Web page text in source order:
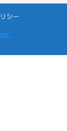
シー